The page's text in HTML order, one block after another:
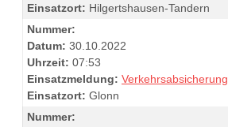
Einsatzort: Hilgertshausen-Tandern
Nummer:
Datum: 30.10.2022
Uhrzeit: 07:53
Einsatzmeldung: Verkehrsabsicherung
Einsatzort: Glonn
Nummer: